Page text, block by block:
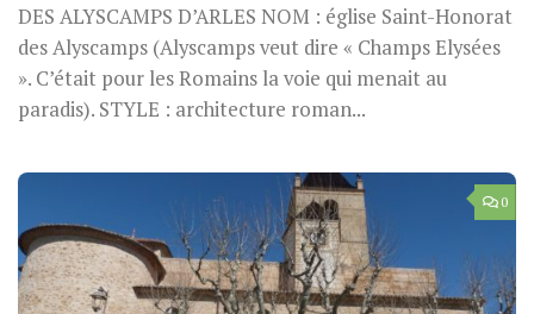
DES ALYSCAMPS D’ARLES NOM : église Saint-Honorat
des Alyscamps (Alyscamps veut dire « Champs Elysées
». C’était pour les Romains la voie qui menait au
paradis). STYLE : architecture roman...
0